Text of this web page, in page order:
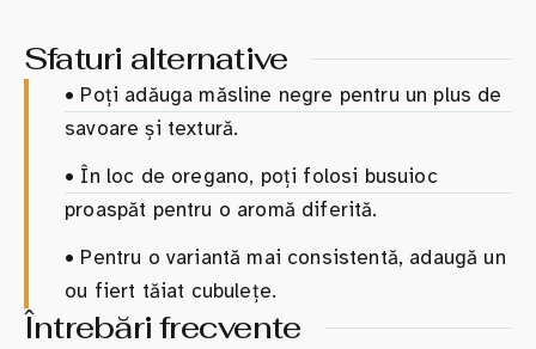
Sfaturi alternative
• Poți adăuga măsline negre pentru un plus de
savoare și textură.
• În loc de oregano, poți folosi busuioc
proaspăt pentru o aromă diferită.
• Pentru o variantă mai consistentă, adaugă un
ou fiert tăiat cubulețe.
Întrebări frecvente